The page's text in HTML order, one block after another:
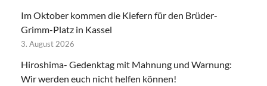
Im Oktober kommen die Kiefern für den Brüder-
Grimm-Platz in Kassel
3. August 2026
Hiroshima- Gedenktag mit Mahnung und Warnung:
Wir werden euch nicht helfen können!